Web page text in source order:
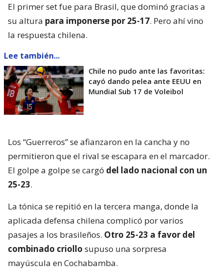
El primer set fue para Brasil, que dominó gracias a
su altura para imponerse por 25-17. Pero ahí vino
la respuesta chilena.
Lee también...
Chile no pudo ante las favoritas:
cayó dando pelea ante EEUU en
Mundial Sub 17 de Voleibol
Los “Guerreros” se afianzaron en la cancha y no
permitieron que el rival se escapara en el marcador.
El golpe a golpe se cargó del lado nacional con un
25-23.
La tónica se repitió en la tercera manga, donde la
aplicada defensa chilena complicó por varios
pasajes a los brasileños. Otro 25-23 a favor del
combinado criollo supuso una sorpresa
mayúscula en Cochabamba.